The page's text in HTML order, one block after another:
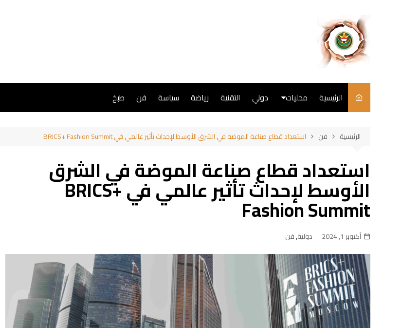
الرئيسية محليات
طبخ
دولي التقنية رياضة سياسة فن طبخ
الرئيسية فن استعداد قطاع صناعة الموضة في الشرق الأوسط لإحداث تأثير عالمي في BRICS+ Fashion Summit
استعداد قطاع صناعة الموضة في الشرق
الأوسط لإحداث تأثير عالمي في BRICS+
Fashion Summit
أكتوبر 1, 2024 دولية,فن